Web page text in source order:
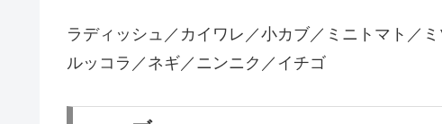
ラディッシュ／カイワレ／小カブ／ミニトマト／
ルッコラ／ネギ／ニンニク／イチゴ